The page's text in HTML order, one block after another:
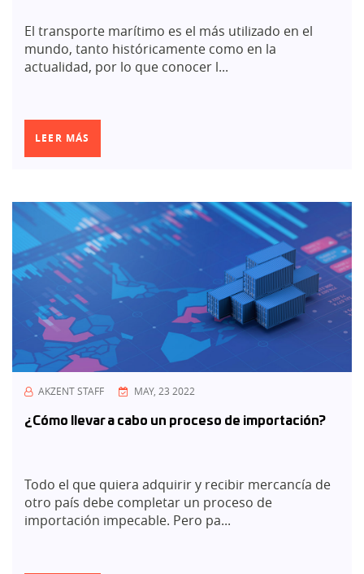
El transporte marítimo es el más utilizado en el
mundo, tanto históricamente como en la
actualidad, por lo que conocer l...
LEER MÁS
AKZENT STAFF MAY, 23 2022
¿Cómo llevar a cabo un proceso de importación?
Todo el que quiera adquirir y recibir mercancía de
otro país debe completar un proceso de
importación impecable. Pero pa...